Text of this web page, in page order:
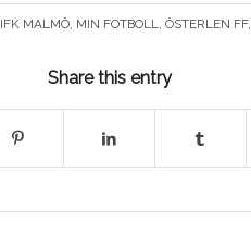
IFK MALMÖ, MIN FOTBOLL,ÖSTERLEN FF,
Share this entry